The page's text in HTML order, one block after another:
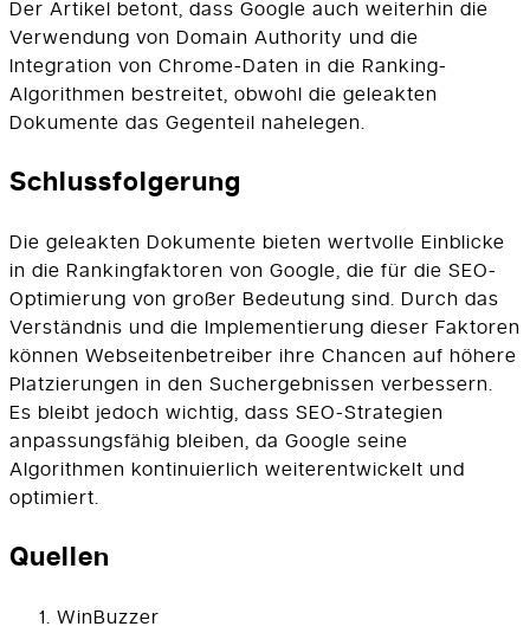
Der Artikel betont, dass Google auch weiterhin die
Verwendung von Domain Authority und die
Integration von Chrome-Daten in die Ranking-
Algorithmen bestreitet, obwohl die geleakten
Dokumente das Gegenteil nahelegen.
Schlussfolgerung
Die geleakten Dokumente bieten wertvolle Einblicke
in die Rankingfaktoren von Google, die für die SEO-
Optimierung von großer Bedeutung sind. Durch das
Verständnis und die Implementierung dieser Faktoren
können Webseitenbetreiber ihre Chancen auf höhere
Platzierungen in den Suchergebnissen verbessern.
Es bleibt jedoch wichtig, dass SEO-Strategien
anpassungsfähig bleiben, da Google seine
Algorithmen kontinuierlich weiterentwickelt und
optimiert.
Quellen
WinBuzzer